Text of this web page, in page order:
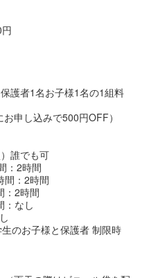
護者1名お子様1名の1組料
申し込みで500円OFF）
誰でも可
：2時間
間：2時間
：2時間
：なし
のお子様と保護者 制限時